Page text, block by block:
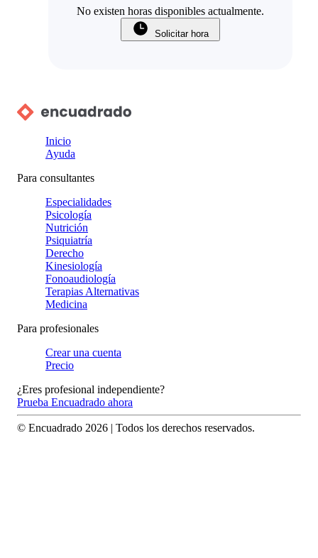
No existen horas disponibles actualmente.
Solicitar hora
Inicio
Ayuda
Para consultantes
Especialidades
Psicología
Nutrición
Psiquiatría
Derecho
Kinesiología
Fonoaudiología
Terapias Alternativas
Medicina
Para profesionales
Crear una cuenta
Precio
¿Eres profesional independiente?
Prueba Encuadrado ahora
© Encuadrado 2026 | Todos los derechos reservados.